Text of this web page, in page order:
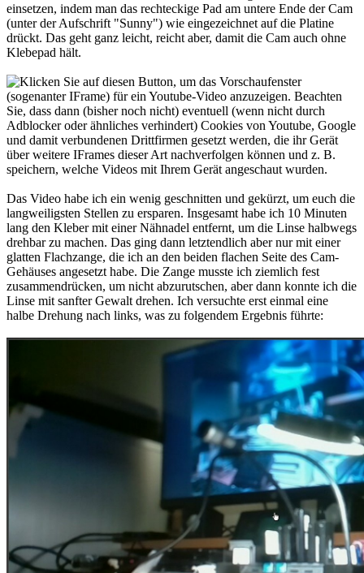
einsetzen, indem man das rechteckige Pad am untere Ende der Cam
(unter der Aufschrift "Sunny") wie eingezeichnet auf die Platine
drückt. Das geht ganz leicht, reicht aber, damit die Cam auch ohne
Klebepad hält.
Das Video habe ich ein wenig geschnitten und gekürzt, um euch die
langweiligsten Stellen zu ersparen. Insgesamt habe ich 10 Minuten
lang den Kleber mit einer Nähnadel entfernt, um die Linse halbwegs
drehbar zu machen. Das ging dann letztendlich aber nur mit einer
glatten Flachzange, die ich an den beiden flachen Seite des Cam-
Gehäuses angesetzt habe. Die Zange musste ich ziemlich fest
zusammendrücken, um nicht abzurutschen, aber dann konnte ich die
Linse mit sanfter Gewalt drehen. Ich versuchte erst einmal eine
halbe Drehung nach links, was zu folgendem Ergebnis führte: